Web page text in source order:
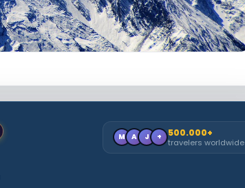
M A J + 500.000+
travelers worldwide